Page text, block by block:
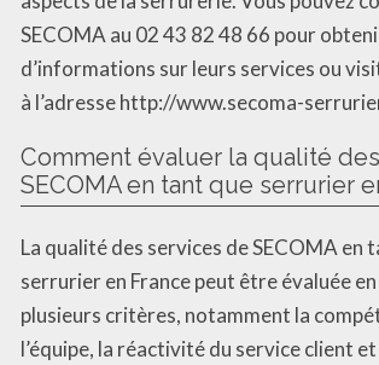
SECOMA au 02 43 82 48 66 pour
d’informations sur leurs services ou
à l’adresse http://www.secoma-
Comment évaluer la qualité
SECOMA en tant que serrurier
La qualité des services de SECOMA en
serrurier en France peut être évaluée
plusieurs critères, notamment la
l’équipe, la réactivité du service client